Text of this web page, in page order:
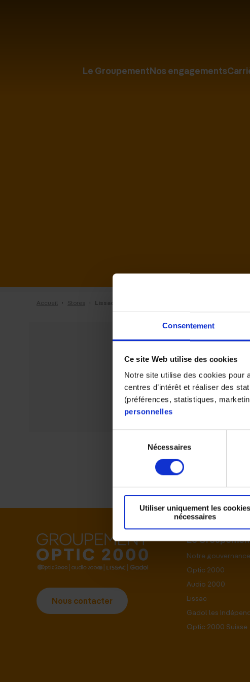
Consentement
Ce site Web utilise des cookies
Notre site utilise des cookies pour
centres d’intérêt et réaliser des
(préférences, statistiques,
personnelles
consentement
Nécessaires
Utiliser uniquement les cookies
nécessaires
Le GroupementNos engagements
Accueil · Stores · Lissac de Civrieux-d’Azergues
Nous contacter
Le
Notre gouvernance
Optic 2000
Audio 2000
Lissac
Gadol les
Optic 2000 Suisse